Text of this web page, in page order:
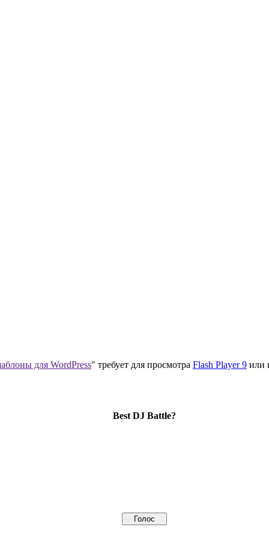
для WordPress" требует для просмотра Flash Player 9 или
Best DJ Battle?